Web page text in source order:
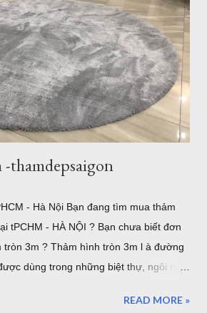
trang trí cho khách hàng tại
Hiện tại Thảm Đẹp Sài Gòn chưa có
nhưng các bạn có thể đặt hàng trực
thảm tại website:
hoặc đọc thông tin chi tiết về
Bạn đang kiếm nơi ...
thamdepsaigon
- Hà Nội Bạn đang tìm mua thảm
tPCHM - HÀ NỘI ? Bạn chưa biết đơn
tròn 3m ? Thảm hình tròn 3m l à đường
dùng trong những biệt thự, ngôi nhà
kính lớn nhất của thảm tròn bán tại
READ MORE »